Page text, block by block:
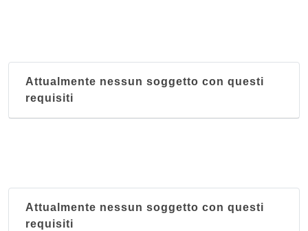
Attualmente nessun soggetto con questi
requisiti
Attualmente nessun soggetto con questi
requisiti